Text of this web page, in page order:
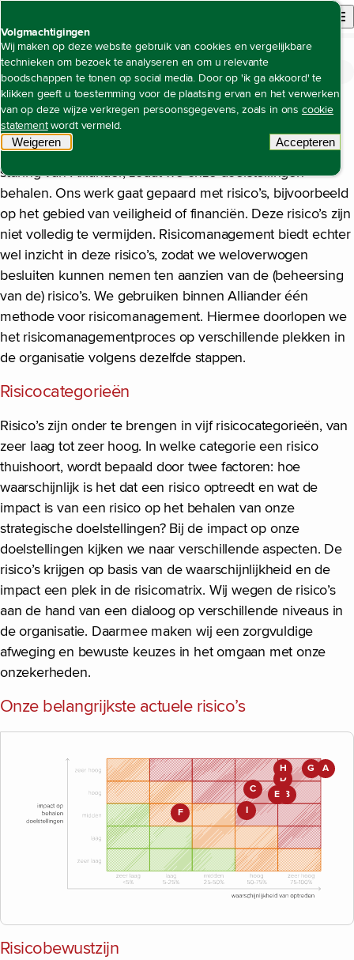
Volgmachtigingen
Wij maken op deze website gebruik van cookies en vergelijkbare
technieken om bezoek te analyseren en om u relevante
boodschappen te tonen op social media. Door op 'ik ga akkoord' te
klikken geeft u toestemming voor de plaatsing ervan en het verwerken
van op deze wijze verkregen persoonsgegevens, zoals in ons cookie
statementwordt vermeld.
Weigeren
Accepteren
Open site
Open content navigation
Jaarverslag 2024 Corporate governance Risico's
Risico's
Alliander verzet veel werk om energie voor iedereen
betrouwbaar, betaalbaar en bereikbaar te houden.
Risicomanagement helpt om focus aan te brengen in de
sturing van Alliander, zodat we onze doelstellingen
behalen. Ons werk gaat gepaard met risico’s, bijvoorbeeld
op het gebied van veiligheid of financiën. Deze risico’s zijn
niet volledig te vermijden. Risicomanagement biedt echter
wel inzicht in deze risico’s, zodat we weloverwogen
besluiten kunnen nemen ten aanzien van de (beheersing
van de) risico’s. We gebruiken binnen Alliander één
methode voor risicomanagement. Hiermee doorlopen we
het risicomanagementproces op verschillende plekken in
de organisatie volgens dezelfde stappen.
Risicocategorieën
Risico’s zijn onder te brengen in vijf risicocategorieën, van
zeer laag tot zeer hoog. In welke categorie een risico
thuishoort, wordt bepaald door twee factoren: hoe
waarschijnlijk is het dat een risico optreedt en wat de
impact is van een risico op het behalen van onze
strategische doelstellingen? Bij de impact op onze
doelstellingen kijken we naar verschillende aspecten. De
risico’s krijgen op basis van de waarschijnlijkheid en de
impact een plek in de risicomatrix. Wij wegen de risico’s
aan de hand van een dialoog op verschillende niveaus in
de organisatie. Daarmee maken wij een zorgvuldige
afweging en bewuste keuzes in het omgaan met onze
onzekerheden.
Onze belangrijkste actuele risico’s
A
B
C
D
E
F
G
H
I
Risicobewustzijn